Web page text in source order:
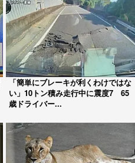
「簡単にブレーキが利くわけではな
い」10トン積み走行中に震度7 65
歳ドライバー...